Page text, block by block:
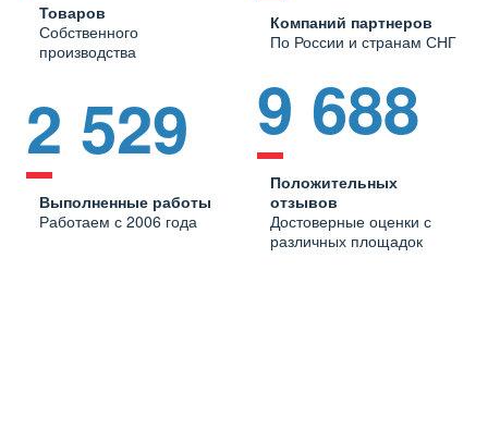
Товаров
Собственного
производства
Компаний партнеров
По России и странам СНГ
2 529
Выполненные работы
Работаем с 2006 года
9 688
Положительных
отзывов
Достоверные оценки с
различных площадок